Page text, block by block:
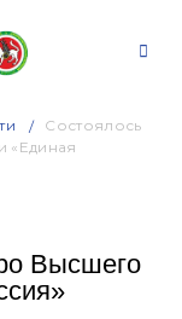
Состоялось
«Единая
Высшего